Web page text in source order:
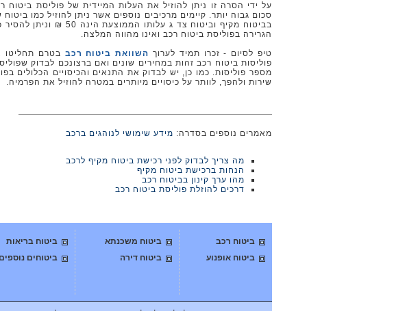
על ידי הסרה זו ניתן להוזיל את העלות המיידית של פוליסת
סכום גבוה יותר. קיימים מרכיבים נוספים אשר ניתן להוזיל כמו
בביטוח מקיף וביטוח צד
הגרירה בפוליסת ביטוח רכב ואינו מהווה המלצה.
טיפ לסיום - זכרו תמיד לערוך השוואת ביטוח רכב בטרם תחליטו
פוליסות ביטוח רכב זהות במחירים שונים ואם ברצונכם לבדוק
מספר פוליסות. כמו כן, יש לבדוק את התנאים והכיסויים הכלולים
שירות ולהפך, לוותר על כיסויים מיותרים במטרה להוזיל את הפרמיה.
מאמרים נוספים בסדרה: מידע שימושי לנוהגים ברכב
מה צריך לבדוק לפני רכישת ביטוח מקיף לרכב
הנחות ברכישת ביטוח מקיף
מהו ערך קינון בביטוח רכב
דרכים להוזלת פוליסת ביטוח רכב
ביטוח רכב
ביטוח אופנוע
ביטוח משכנתא
ביטוח דירה
ביטוח בריאות
ביטוחים נוספים